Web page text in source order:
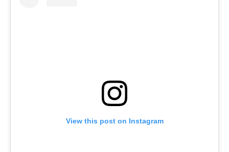
View this post on Instagram